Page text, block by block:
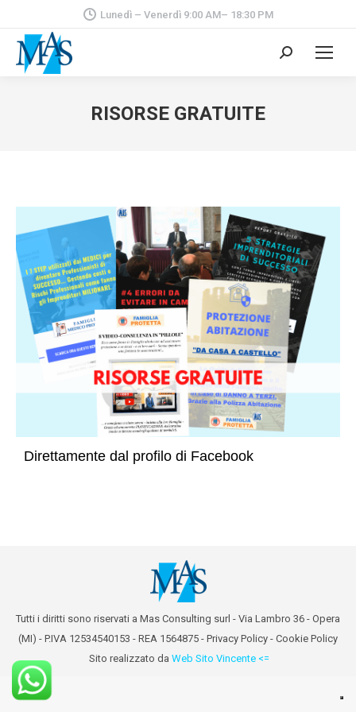
Lunedì – Venerdì 9:00 AM– 18:30 PM
Cerca:
RISORSE GRATUITE
Direttamente dal profilo di Facebook
Tutti i diritti sono riservati a Mas Consulting surl - Via Lambro 36 - Opera
(MI) - P.IVA 12534540153 - REA 1564875 - Privacy Policy - Cookie Policy
Sito realizzato da Web Sito Vincente <=